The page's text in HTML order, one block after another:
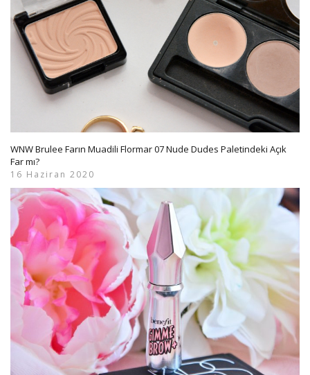
WNW Brulee Farın Muadili Flormar 07 Nude Dudes Paletindeki Açık
Far mı?
16 Haziran 2020